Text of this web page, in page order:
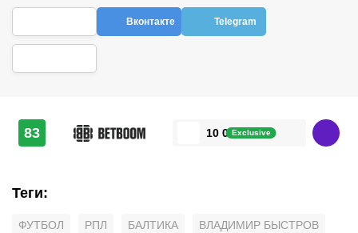
Вконтакте Telegram
83 10 000 ₽Exclusive
Теги:
ФУТБОЛ РПЛ БАЛТИКА ВЛАДИМИР БЫСТРОВ